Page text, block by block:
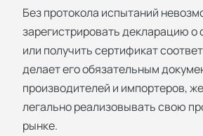
Без протокола испытаний
зарегистрировать декларацию о
или получить сертификат
делает его обязательным
производителей и импортеров,
легально реализовывать свою
рынке.